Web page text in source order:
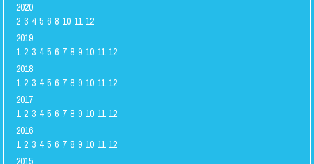
2020
2 3 4 5 6 8 10 11 12
2019
1 2 3 4 5 6 7 8 9 10 11 12
2018
1 2 3 4 5 6 7 8 9 10 11 12
2017
1 2 3 4 5 6 7 8 9 10 11 12
2016
1 2 3 4 5 6 7 8 9 10 11 12
2015